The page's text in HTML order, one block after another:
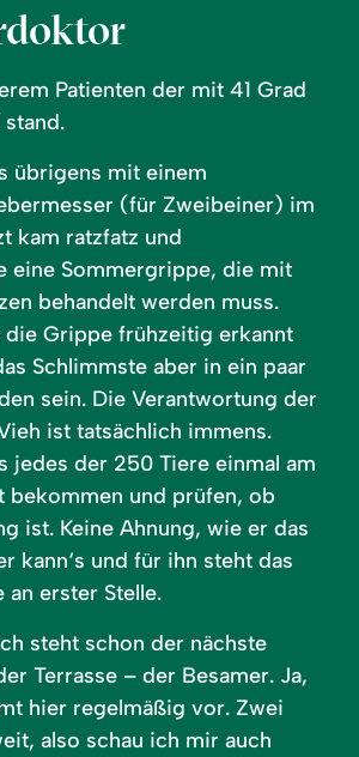
Patienten der mit 41 Grad
übrigens mit einem
(für Zweibeiner) im
kam ratzfatz und
eine Sommergrippe, die mit
behandelt werden muss.
die Grippe frühzeitig erkannt
Schlimmste aber in ein paar
sein. Die Verantwortung der
ist tatsächlich immens.
jedes der 250 Tiere einmal am
bekommen und prüfen, ob
ist. Keine Ahnung, wie er das
kann‘s und für ihn steht das
an erster Stelle.
steht schon der nächste
Terrasse – der Besamer. Ja,
hier regelmäßig vor. Zwei
also schau ich mir auch